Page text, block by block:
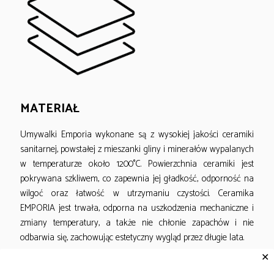
MATERIAŁ
Umywalki Emporia wykonane są z wysokiej jakości ceramiki
sanitarnej, powstałej z mieszanki gliny i minerałów wypalanych
w temperaturze około 1200°C. Powierzchnia ceramiki jest
pokrywana szkliwem, co zapewnia jej gładkość, odporność na
wilgoć oraz łatwość w utrzymaniu czystości. Ceramika
EMPORIA jest trwała, odporna na uszkodzenia mechaniczne i
zmiany temperatury, a także nie chłonie zapachów i nie
odbarwia się, zachowując estetyczny wygląd przez długie lata.
✕